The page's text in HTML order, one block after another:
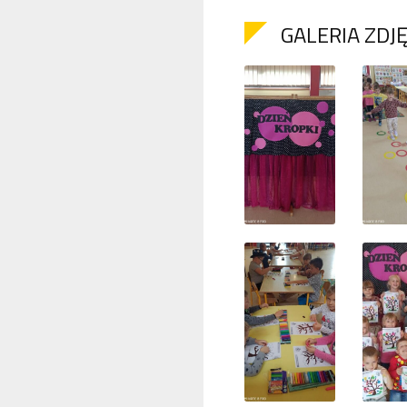
GALERIA